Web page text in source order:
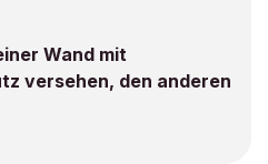
Wand mit
versehen, den anderen